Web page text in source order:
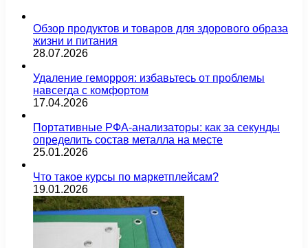
Обзор продуктов и товаров для здорового образа
жизни и питания
28.07.2026
Удаление геморроя: избавьтесь от проблемы
навсегда с комфортом
17.04.2026
Портативные РФА-анализаторы: как за секунды
определить состав металла на месте
25.01.2026
Что такое курсы по маркетплейсам?
19.01.2026